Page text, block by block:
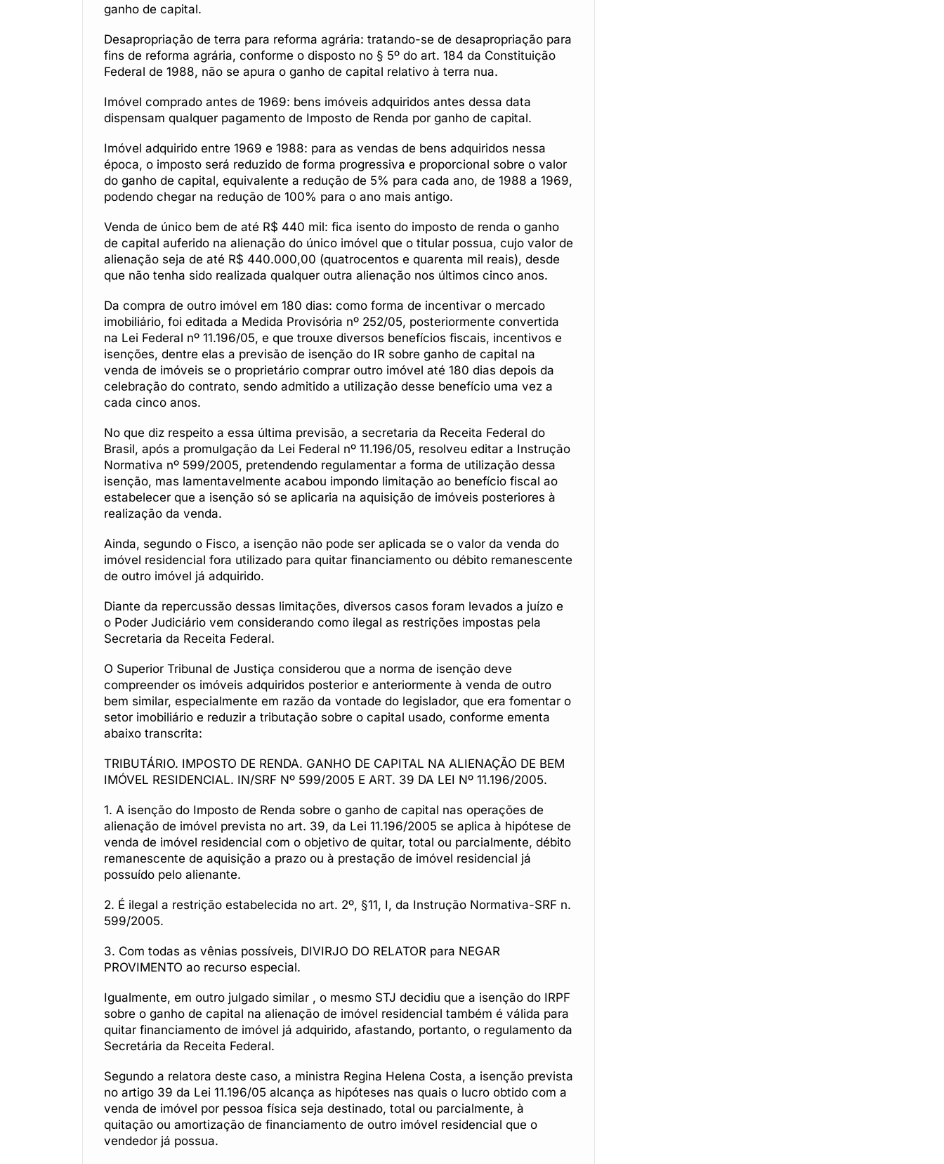
ganho de capital.
Desapropriação de terra para reforma agrária: tratando-se de desapropriação para
fins de reforma agrária, conforme o disposto no § 5º do art. 184 da Constituição
Federal de 1988, não se apura o ganho de capital relativo à terra nua.
Imóvel comprado antes de 1969: bens imóveis adquiridos antes dessa data
dispensam qualquer pagamento de Imposto de Renda por ganho de capital.
Imóvel adquirido entre 1969 e 1988: para as vendas de bens adquiridos nessa
época, o imposto será reduzido de forma progressiva e proporcional sobre o valor
do ganho de capital, equivalente a redução de 5% para cada ano, de 1988 a 1969,
podendo chegar na redução de 100% para o ano mais antigo.
Venda de único bem de até R$ 440 mil: fica isento do imposto de renda o ganho
de capital auferido na alienação do único imóvel que o titular possua, cujo valor de
alienação seja de até R$ 440.000,00 (quatrocentos e quarenta mil reais), desde
que não tenha sido realizada qualquer outra alienação nos últimos cinco anos.
Da compra de outro imóvel em 180 dias: como forma de incentivar o mercado
imobiliário, foi editada a Medida Provisória nº 252/05, posteriormente convertida
na Lei Federal nº 11.196/05, e que trouxe diversos benefícios fiscais, incentivos e
isenções, dentre elas a previsão de isenção do IR sobre ganho de capital na
venda de imóveis se o proprietário comprar outro imóvel até 180 dias depois da
celebração do contrato, sendo admitido a utilização desse benefício uma vez a
cada cinco anos.
No que diz respeito a essa última previsão, a secretaria da Receita Federal do
Brasil, após a promulgação da Lei Federal nº 11.196/05, resolveu editar a Instrução
Normativa nº 599/2005, pretendendo regulamentar a forma de utilização dessa
isenção, mas lamentavelmente acabou impondo limitação ao benefício fiscal ao
estabelecer que a isenção só se aplicaria na aquisição de imóveis posteriores à
realização da venda.
Ainda, segundo o Fisco, a isenção não pode ser aplicada se o valor da venda do
imóvel residencial fora utilizado para quitar financiamento ou débito remanescente
de outro imóvel já adquirido.
Diante da repercussão dessas limitações, diversos casos foram levados a juízo e
o Poder Judiciário vem considerando como ilegal as restrições impostas pela
Secretaria da Receita Federal.
O Superior Tribunal de Justiça considerou que a norma de isenção deve
compreender os imóveis adquiridos posterior e anteriormente à venda de outro
bem similar, especialmente em razão da vontade do legislador, que era fomentar o
setor imobiliário e reduzir a tributação sobre o capital usado, conforme ementa
abaixo transcrita:
TRIBUTÁRIO. IMPOSTO DE RENDA. GANHO DE CAPITAL NA ALIENAÇÃO DE BEM
IMÓVEL RESIDENCIAL. IN/SRF Nº 599/2005 E ART. 39 DA LEI Nº 11.196/2005.
1. A isenção do Imposto de Renda sobre o ganho de capital nas operações de
alienação de imóvel prevista no art. 39, da Lei 11.196/2005 se aplica à hipótese de
venda de imóvel residencial com o objetivo de quitar, total ou parcialmente, débito
remanescente de aquisição a prazo ou à prestação de imóvel residencial já
possuído pelo alienante.
2. É ilegal a restrição estabelecida no art. 2º, §11, I, da Instrução Normativa-SRF n.
599/2005.
3. Com todas as vênias possíveis, DIVIRJO DO RELATOR para NEGAR
PROVIMENTO ao recurso especial.
Igualmente, em outro julgado similar , o mesmo STJ decidiu que a isenção do IRPF
sobre o ganho de capital na alienação de imóvel residencial também é válida para
quitar financiamento de imóvel já adquirido, afastando, portanto, o regulamento da
Secretária da Receita Federal.
Segundo a relatora deste caso, a ministra Regina Helena Costa, a isenção prevista
no artigo 39 da Lei 11.196/05 alcança as hipóteses nas quais o lucro obtido com a
venda de imóvel por pessoa física seja destinado, total ou parcialmente, à
quitação ou amortização de financiamento de outro imóvel residencial que o
vendedor já possua.